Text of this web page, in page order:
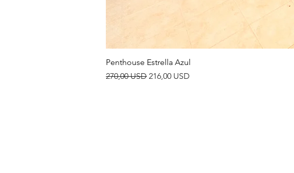
Penthouse Estrella Azul
Prezzo regolare
270,00 USD Prezzo scontato
216,00 USD